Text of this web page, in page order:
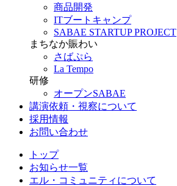
商品開発
ITブートキャンプ
SABAE STARTUP PROJECT
まちなか賑わい
さばぷら
La Tempo
研修
オープンSABAE
講演依頼・視察について
採用情報
お問い合わせ
トップ
お知らせ一覧
エル・コミュニティについて